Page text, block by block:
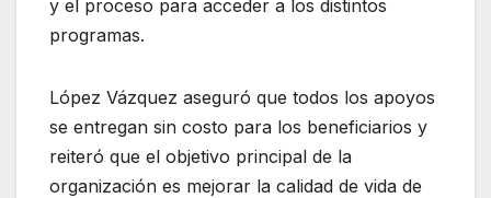
y el proceso para acceder a los distintos
programas.
López Vázquez aseguró que todos los apoyos
se entregan sin costo para los beneficiarios y
reiteró que el objetivo principal de la
organización es mejorar la calidad de vida de